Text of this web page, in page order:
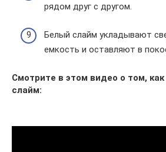
рядом друг с другом.
Белый слайм укладывают
емкость и оставляют в
Смотрите в этом видео о том,
слайм: